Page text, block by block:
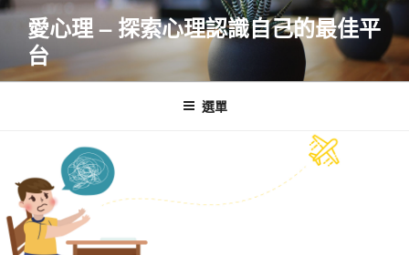
愛心理 – 探索心理認識自己的最佳平
台
選單